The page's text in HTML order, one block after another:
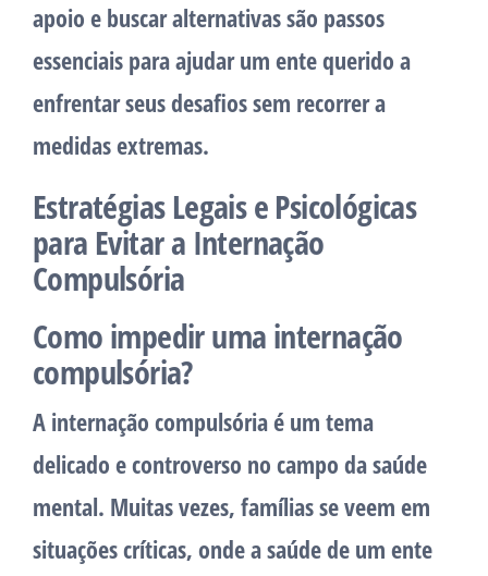
apoio e buscar alternativas são passos
essenciais para ajudar um ente querido a
enfrentar seus desafios sem recorrer a
medidas extremas.
Estratégias Legais e Psicológicas
para Evitar a Internação
Compulsória
Como impedir uma internação
compulsória?
A internação compulsória é um tema
delicado e controverso no campo da saúde
mental. Muitas vezes, famílias se veem em
situações críticas, onde a saúde de um ente